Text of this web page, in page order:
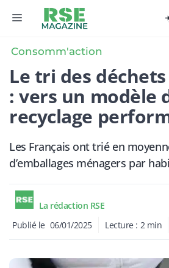
MENU
Consomm'action
Le tri des
: vers un modèle
recyclage
Les Français ont trié en
d’emballages ménagers par
La rédaction RSE
Publié le 06/01/2025 Lecture : 2 min